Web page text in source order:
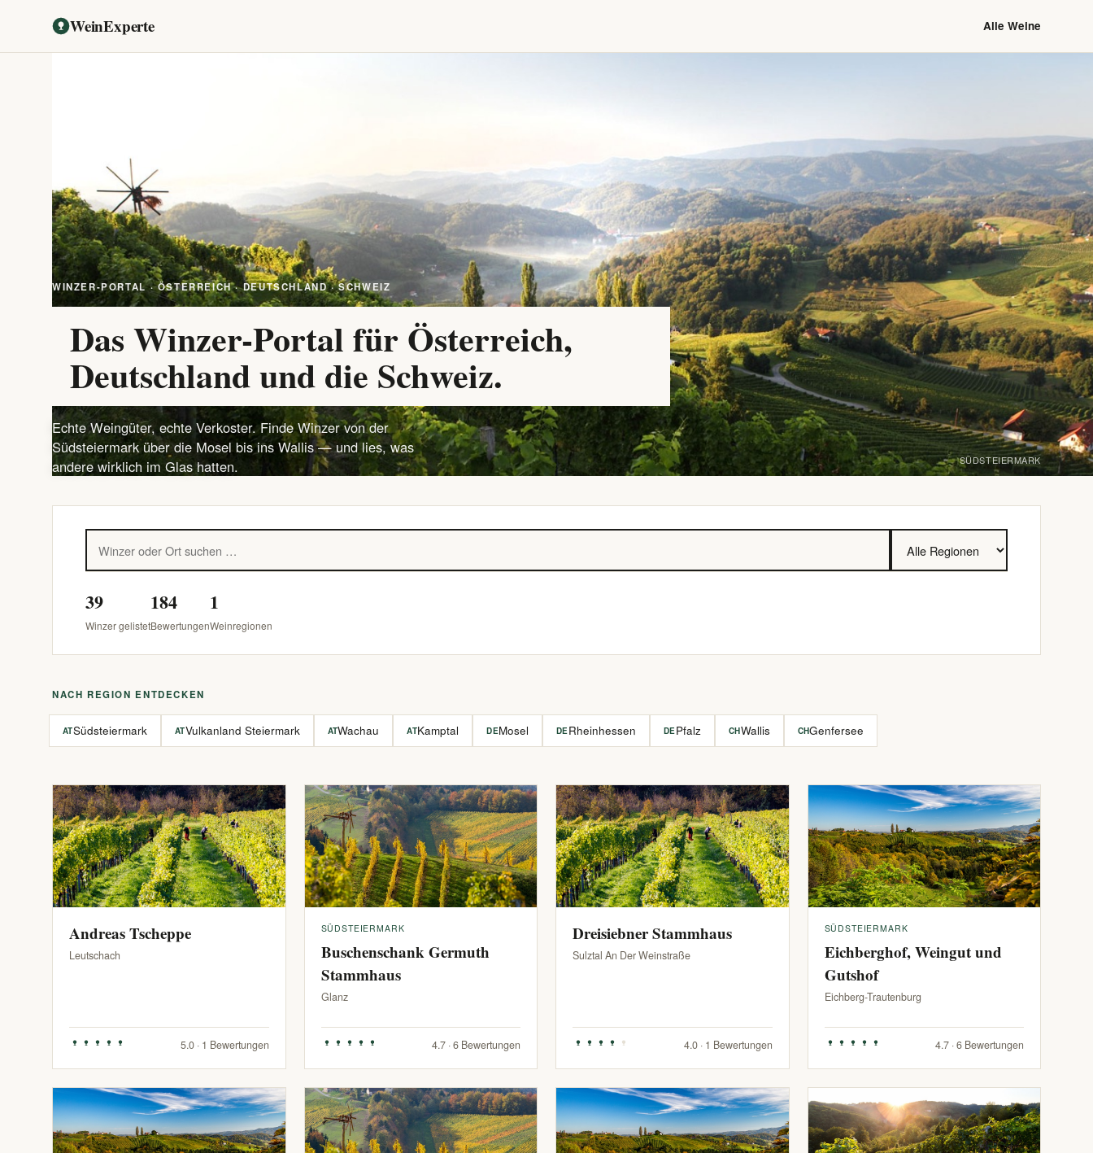
WeinExperte Alle Weine
WINZER-PORTAL · ÖSTERREICH · DEUTSCHLAND · SCHWEIZ
Das Winzer-Portal für Österreich,
Deutschland und die Schweiz.
Echte Weingüter, echte Verkoster. Finde Winzer von der
Südsteiermark über die Mosel bis ins Wallis — und lies, was
andere wirklich im Glas hatten.
SÜDSTEIERMARK
39
Winzer gelistet
184
Bewertungen
1
Weinregionen
NACH REGION ENTDECKEN
ATSüdsteiermark ATVulkanland Steiermark ATWachau ATKamptal DEMosel DE Rheinhessen DE Pfalz CHWallis CHGenfersee
Andreas Tscheppe
Leutschach
5.0 · 1 Bewertungen
SÜDSTEIERMARK
Buschenschank Germuth
Stammhaus
Glanz
4.7 · 6 Bewertungen
Dreisiebner Stammhaus
Sulztal An Der Weinstraße
4.0 · 1 Bewertungen
SÜDSTEIERMARK
Eichberghof, Weingut und
Gutshof
Eichberg-Trautenburg
4.7 · 6 Bewertungen